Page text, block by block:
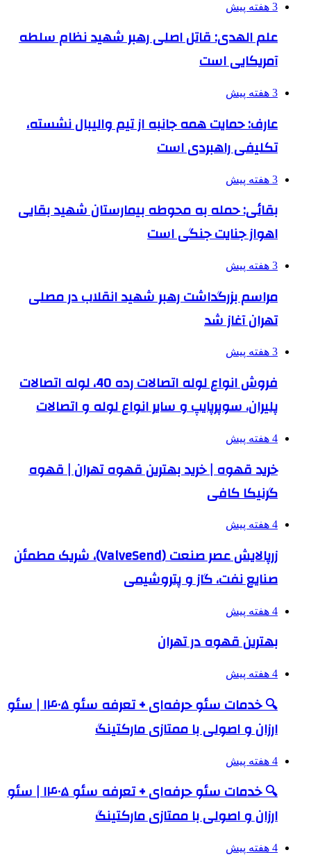
3 هفته پیش
علم الهدی: قاتل اصلی رهبر شهید نظام سلطه
آمریکایی است
3 هفته پیش
عارف: حمایت همه جانبه از تیم والیبال نشسته،
تکلیفی راهبردی است
3 هفته پیش
بقائی: حمله به محوطه بیمارستان شهید بقایی
اهواز جنایت جنگی است
3 هفته پیش
مراسم بزرگداشت رهبر شهید انقلاب در مصلی
تهران آغاز شد
3 هفته پیش
فروش انواع لوله اتصالات رده 40، لوله اتصالات
پلیران، سوپرپایپ و سایر انواع لوله و اتصالات
4 هفته پیش
خرید قهوه | خرید بهترین قهوه تهران | قهوه
گرنیکا کافی
4 هفته پیش
زرپالایش عصر صنعت (ValveSend)، شریک مطمئن
صنایع نفت، گاز و پتروشیمی
4 هفته پیش
بهترین قهوه در تهران
4 هفته پیش
🔍 خدمات سئو حرفه‌ای + تعرفه سئو ۱۴۰۵ | سئو
ارزان و اصولی با ممتازی مارکتینگ
4 هفته پیش
🔍 خدمات سئو حرفه‌ای + تعرفه سئو ۱۴۰۵ | سئو
ارزان و اصولی با ممتازی مارکتینگ
4 هفته پیش